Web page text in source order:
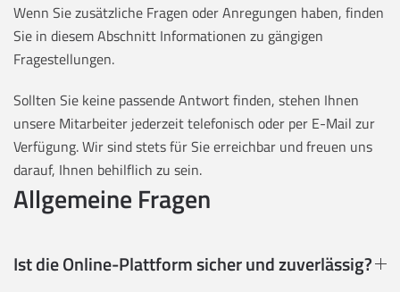
Wenn Sie zusätzliche Fragen oder Anregungen haben, finden
Sie in diesem Abschnitt Informationen zu gängigen
Fragestellungen.
Sollten Sie keine passende Antwort finden, stehen Ihnen
unsere Mitarbeiter jederzeit telefonisch oder per E-Mail zur
Verfügung. Wir sind stets für Sie erreichbar und freuen uns
darauf, Ihnen behilflich zu sein.
Allgemeine Fragen
Ist die Online-Plattform sicher und zuverlässig?